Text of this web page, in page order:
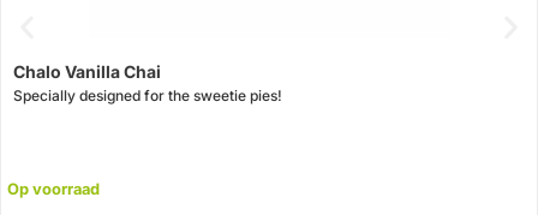
Chalo Vanilla Chai
Specially designed for the sweetie pies!
Op voorraad